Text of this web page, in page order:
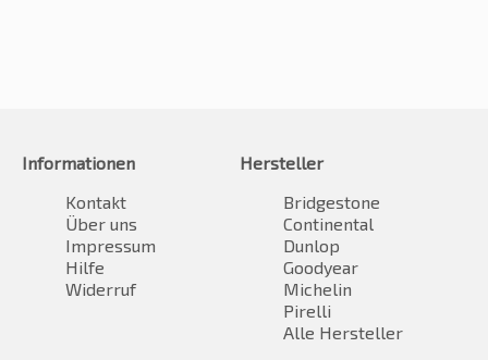
Informationen
Kontakt
Über uns
Impressum
Hilfe
Widerruf
Hersteller
Bridgestone
Continental
Dunlop
Goodyear
Michelin
Pirelli
Alle Hersteller